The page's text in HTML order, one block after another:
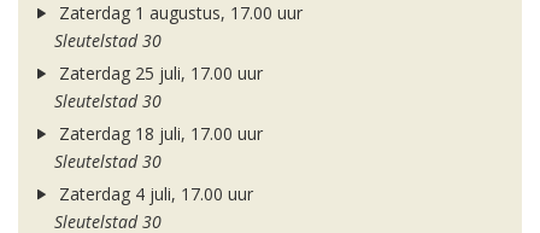
Zaterdag 1 augustus, 17.00 uur
Sleutelstad 30
Zaterdag 25 juli, 17.00 uur
Sleutelstad 30
Zaterdag 18 juli, 17.00 uur
Sleutelstad 30
Zaterdag 4 juli, 17.00 uur
Sleutelstad 30